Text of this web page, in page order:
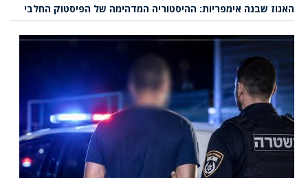
האגוז שבנה אימפריות: ההיסטוריה המדהימה של הפיסטוק החלבי